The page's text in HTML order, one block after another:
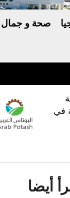
صحة و جمال
في
أيضا